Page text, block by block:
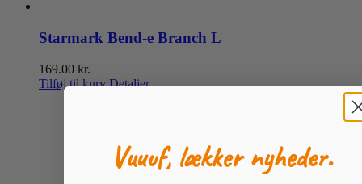
Starmark Bend-e Branch L
169.00 kr.
Tilføj til kurv Detaljer
Vuuuf, lækker nyheder.